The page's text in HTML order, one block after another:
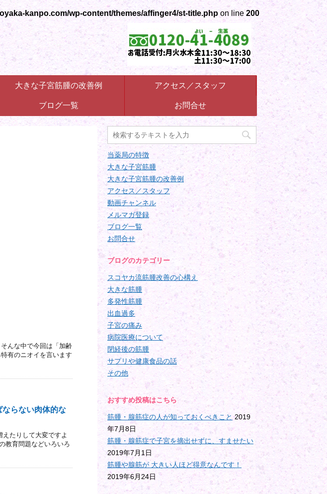
kanpo.com/wp-content/themes/affinger4/st-title.phpon line200
大きな子宮筋腫の改善例 アクセス／スタッフ
ブログ一覧 お問合せ
んな中で今回は「加齢
有のニオイを言います
らない肉体的な
えたりして大変ですよ
教育問題などいろいろ
当薬局の特徴
大きな子宮筋腫
大きな子宮筋腫の改善例
アクセス／スタッフ
動画チャンネル
メルマガ登録
ブログ一覧
お問合せ
ブログのカテゴリー
スコヤカ流筋腫改善の心構え
大きな筋腫
多発性筋腫
出血過多
子宮の痛み
病院医療について
閉経後の筋腫
サプリや健康食品の話
その他
おすすめ投稿はこちら
筋腫・腺筋症の人が知っておくべきこと 2019
年7月8日
筋腫・腺筋症で子宮を摘出せずに、すませたい
2019年7月1日
筋腫や腺筋が 大きい人ほど得意なんです！
2019年6月24日